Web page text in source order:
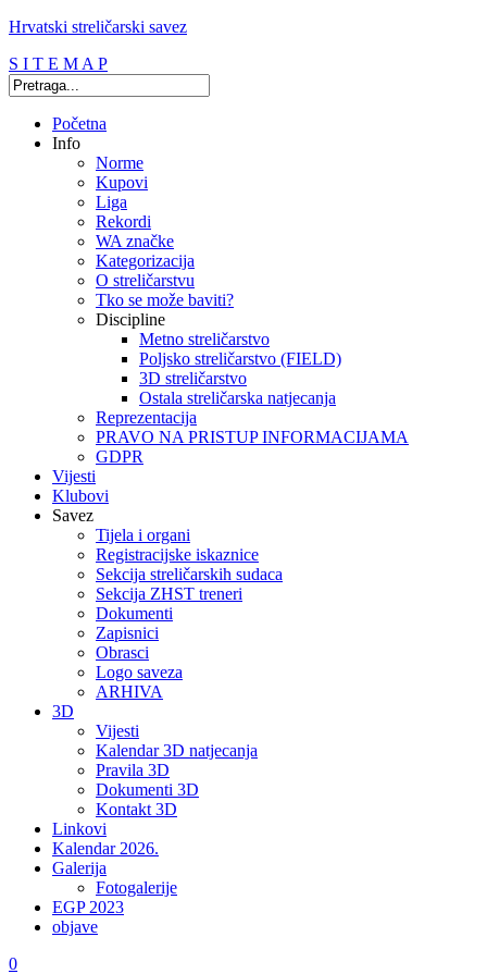
Hrvatski streličarski savez
S I T E M A P
Početna
Info
Norme
Kupovi
Liga
Rekordi
WA značke
Kategorizacija
O streličarstvu
Tko se može baviti?
Discipline
Metno streličarstvo
Poljsko streličarstvo (FIELD)
3D streličarstvo
Ostala streličarska natjecanja
Reprezentacija
PRAVO NA PRISTUP INFORMACIJAMA
GDPR
Vijesti
Klubovi
Savez
Tijela i organi
Registracijske iskaznice
Sekcija streličarskih sudaca
Sekcija ZHST treneri
Dokumenti
Zapisnici
Obrasci
Logo saveza
ARHIVA
3D
Vijesti
Kalendar 3D natjecanja
Pravila 3D
Dokumenti 3D
Kontakt 3D
Linkovi
Kalendar 2026.
Galerija
Fotogalerije
EGP 2023
objave
0